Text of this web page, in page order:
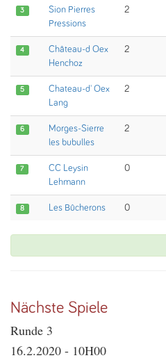
3
Sion Pierres
Pressions
2
4
Château-d Oex
Henchoz
2
5
Chateau-d' Oex
Lang
2
6
Morges-Sierre
les bubulles
2
7
CC Leysin
Lehmann
0
8 Les Bûcherons 0
Nächste Spiele
Runde 3
16.2.2020 - 10H00